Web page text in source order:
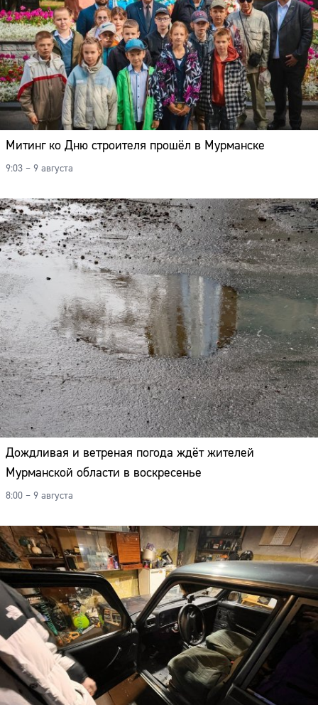
Митинг ко Дню строителя прошёл в Мурманске
9:03 – 9 августа
Дождливая и ветреная погода ждёт жителей
Мурманской области в воскресенье
8:00 – 9 августа